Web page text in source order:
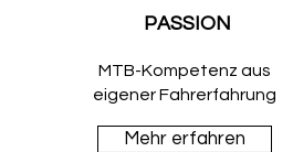
PASSION
MTB-Kompetenz aus
eigener Fahrerfahrung
Mehr erfahren